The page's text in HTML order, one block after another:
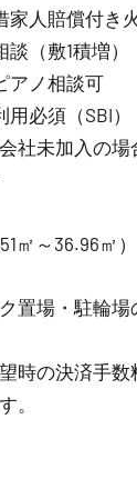
償付き火
敷1積増）
相談可
必須（SBI）
社未加入の
㎡～36.96㎡）
置場・駐輪場
時の決済手数
。